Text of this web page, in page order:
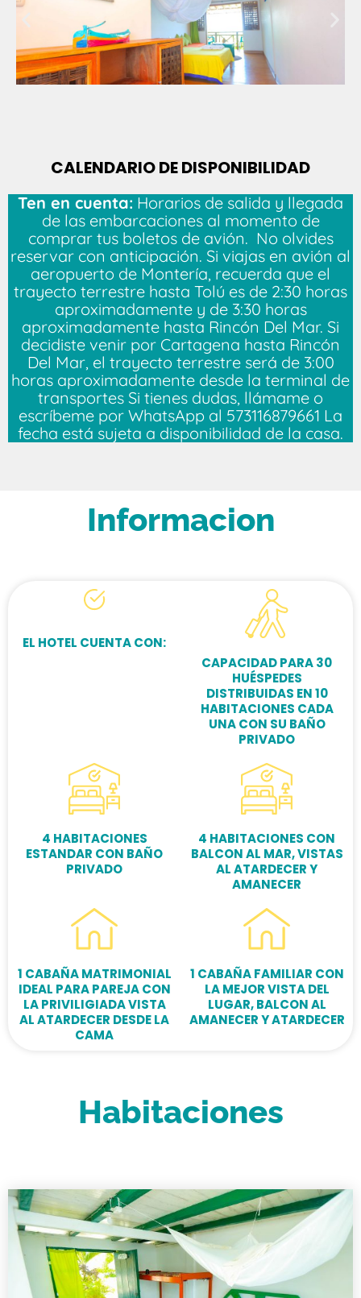
CALENDARIO DE DISPONIBILIDAD
Ten en cuenta: Horarios de salida y llegada
de las embarcaciones al momento de
comprar tus boletos de avión. No olvides
reservar con anticipación. Si viajas en avión al
aeropuerto de Montería, recuerda que el
trayecto terrestre hasta Tolú es de 2:30 horas
aproximadamente y de 3:30 horas
aproximadamente hasta Rincón Del Mar. Si
decidiste venir por Cartagena hasta Rincón
Del Mar, el trayecto terrestre será de 3:00
horas aproximadamente desde la terminal de
transportes Si tienes dudas, llámame o
escríbeme por WhatsApp al 573116879661 La
fecha está sujeta a disponibilidad de la casa.
Informacion
EL HOTEL CUENTA CON:
CAPACIDAD PARA 30
HUÉSPEDES
DISTRIBUIDAS EN 10
HABITACIONES CADA
UNA CON SU BAÑO
PRIVADO
4 HABITACIONES
ESTANDAR CON BAÑO
PRIVADO
4 HABITACIONES CON
BALCON AL MAR, VISTAS
AL ATARDECER Y
AMANECER
1 CABAÑA MATRIMONIAL
IDEAL PARA PAREJA CON
LA PRIVILIGIADA VISTA
AL ATARDECER DESDE LA
CAMA
1 CABAÑA FAMILIAR CON
LA MEJOR VISTA DEL
LUGAR, BALCON AL
AMANECER Y ATARDECER
Habitaciones